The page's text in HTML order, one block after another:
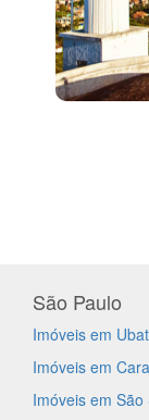
São Paulo
Imóveis em
Imóveis em
Imóveis em São